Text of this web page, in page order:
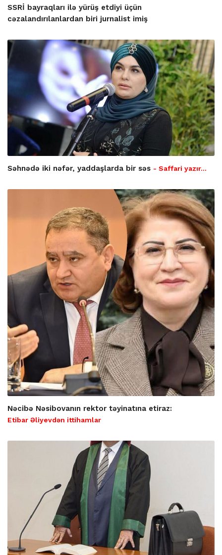
SSRİ bayraqları ilə yürüş etdiyi üçün
cəzalandırılanlardan biri jurnalist imiş
Səhnədə iki nəfər, yaddaşlarda bir səs - Saffari yazır…
Nəcibə Nəsibovanın rektor təyinatına etiraz:
Etibar Əliyevdən ittihamlar